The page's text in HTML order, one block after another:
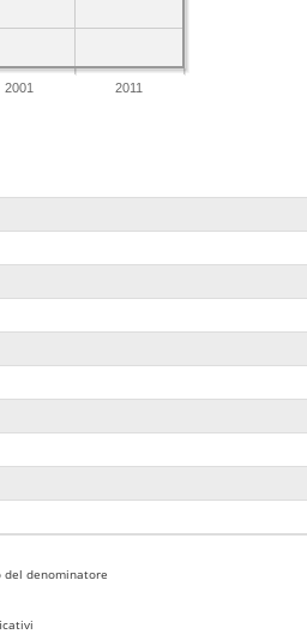
2001 2011
del denominatore